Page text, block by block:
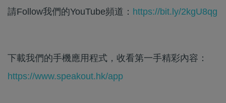
請Follow我們的YouTube頻道： https://bit.ly/2kgU8qg
下載我們的手機應用程式，收看第一手精彩內容：
https://www.speakout.hk/app